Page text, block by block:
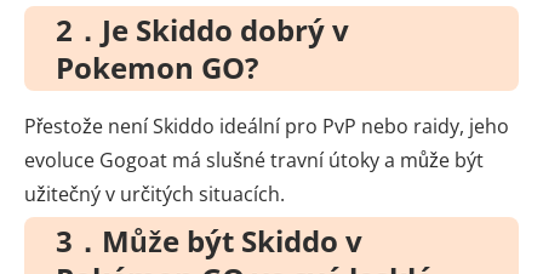
2．Je Skiddo dobrý v
Pokemon GO?
Přestože není Skiddo ideální pro PvP nebo raidy, jeho
evoluce Gogoat má slušné travní útoky a může být
užitečný v určitých situacích.
3．Může být Skiddo v